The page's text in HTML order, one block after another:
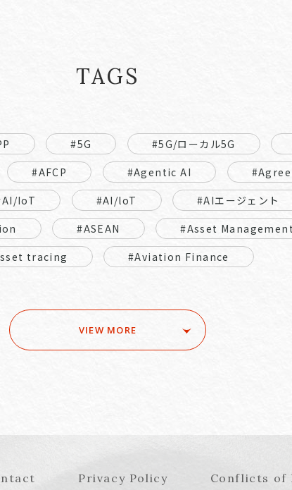
TAGS
#5G #5G/ローカル5G
#AFCP #Agentic AI
IoT #AI/loT #AIエージェント
#ASEAN
#Asset
tracing
#Aviation Finance
VIEW MORE
Privacy Policy Conflicts of